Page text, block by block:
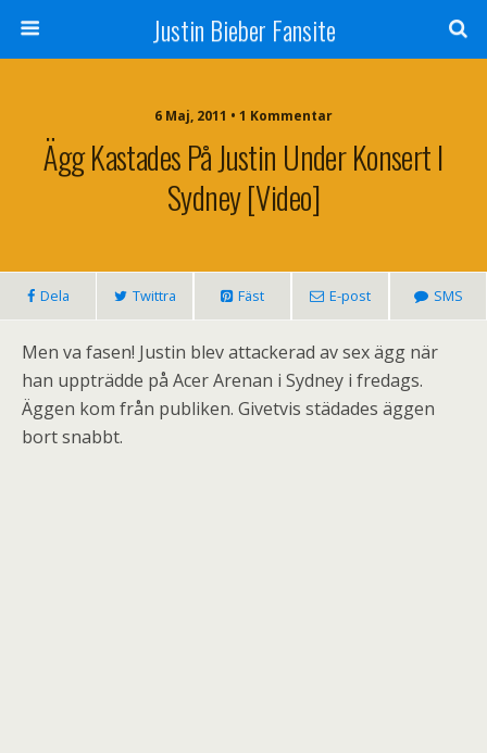
Justin Bieber Fansite
6 Maj, 2011 • 1 Kommentar
Ägg Kastades På Justin Under Konsert I
Sydney [video]
Dela Twittra Fäst E-post SMS
Men va fasen! Justin blev attackerad av sex ägg när
han uppträdde på Acer Arenan i Sydney i fredags.
Äggen kom från publiken. Givetvis städades äggen
bort snabbt.